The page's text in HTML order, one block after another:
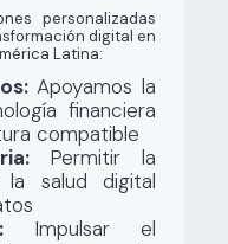
personalizadas
digital en
Latina:
Apoyamos la
financiera
compatible
Permitir la
la salud digital
Impulsar el